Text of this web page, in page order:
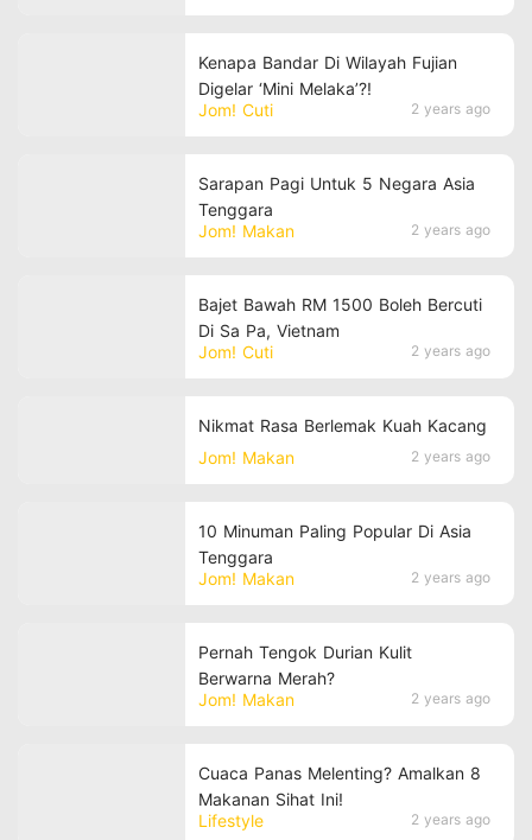
Jom! Cuti 2 years ago
Kenapa Bandar Di Wilayah Fujian
Digelar ‘Mini Melaka’?!
Jom! Makan 2 years ago
Sarapan Pagi Untuk 5 Negara Asia
Tenggara
Jom! Cuti 2 years ago
Bajet Bawah RM 1500 Boleh Bercuti
Di Sa Pa, Vietnam
Jom! Makan 2 years ago
Nikmat Rasa Berlemak Kuah Kacang
Jom! Makan 2 years ago
10 Minuman Paling Popular Di Asia
Tenggara
Jom! Makan 2 years ago
Pernah Tengok Durian Kulit
Berwarna Merah?
Lifestyle 2 years ago
Cuaca Panas Melenting? Amalkan 8
Makanan Sihat Ini!